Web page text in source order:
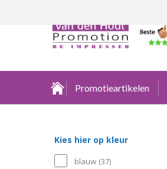
Promotieartikelen
Kies hier op kleur
blauw (37)